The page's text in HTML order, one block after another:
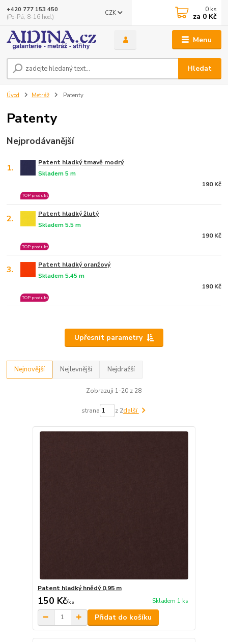
Menu
CZK
Hledat
+420 777 153 450
(Po-Pá, 8-16 hod.)
0 ks
za 0 Kč
Úvod Metráž Patenty
Patenty
Nejprodávanější
1. Patent hladký tmavě modrý
Skladem 5 m
TOP produkt
190 Kč
2. Patent hladký žlutý
Skladem 5.5 m
TOP produkt
190 Kč
3. Patent hladký oranžový
Skladem 5.45 m
TOP produkt
190 Kč
Upřesnit parametry
Nejnovější Nejlevnější Nejdražší
Zobrazuji 1-20 z 28
strana z 2další
Patent hladký hnědý 0,95 m
150 Kč/ks Skladem 1 ks
Přidat do košíku